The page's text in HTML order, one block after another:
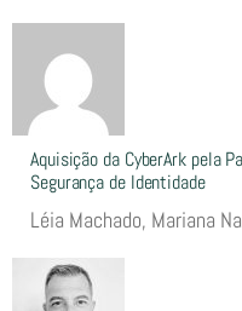
Aquisição da CyberArk pela
Segurança de Identidade
Léia Machado, Mariana